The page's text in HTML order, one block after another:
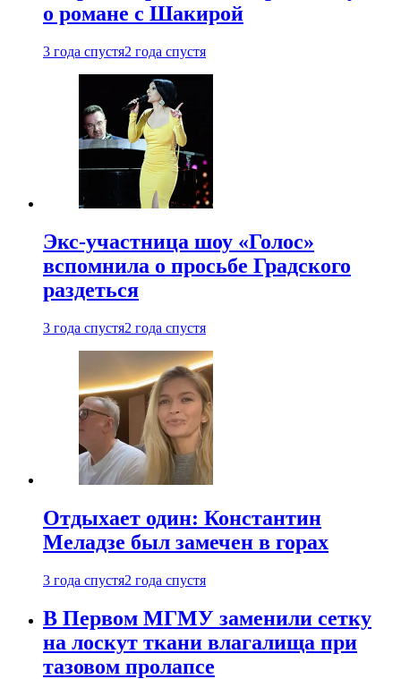
о романе с Шакирой
3 года спустя2 года спустя
Экс-участница шоу «Голос»
вспомнила о просьбе Градского
раздеться
3 года спустя2 года спустя
Отдыхает один: Константин
Меладзе был замечен в горах
3 года спустя2 года спустя
В Первом МГМУ заменили сетку
на лоскут ткани влагалища при
тазовом пролапсе